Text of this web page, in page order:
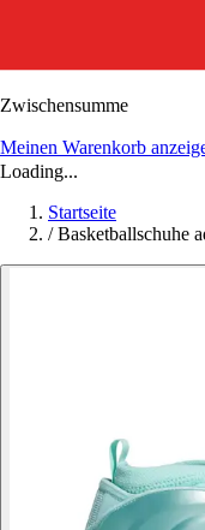
Zwischensumme
Meinen Warenkorb
Loading...
Startseite
/ Basketballschuhe